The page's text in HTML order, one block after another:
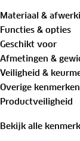
Deze
SUV's vanaf
bereikt. De
zijn zeer
het rijden,
Voordelen van
Deze
Materiaal &
Functies & opties
Geschikt voor
Afmetingen &
Veiligheid &
Overige kenmerken
Productveiligheid
Bekijk alle